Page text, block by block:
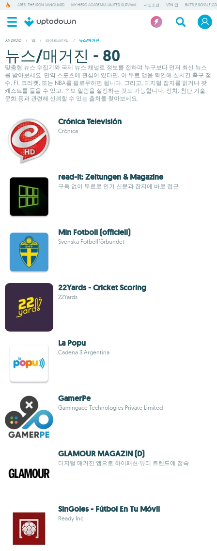
ARES: THE IRON VANGUARD MY HERO ACADEMIA UNITED SURVIVAL 사신소년 VPN 앱 BATTLE ROYALE GD
ANDROID / 앱 / 라이프스타일 / 뉴스/매거진
뉴스/매거진 - 80
맞춤형 뉴스 수집기와 국제 뉴스 채널로 정보를 접하며 누구보다 먼저 최신 뉴스
를 받아보세요. 만약 스포츠에 관심이 있다면, 이 무료 앱을 확인해 실시간 축구 점
수, F1, 크리켓, 또는 NBA를 팔로우하면 됩니다. 그리고, 디지털 잡지를 읽거나 팟
캐스트를 들을 수 있고, 속보 알림을 설정하는 것도 가능합니다. 정치, 첨단 기술,
문화 등과 관련해 신뢰할 수 있는 출처를 찾아보세요.
Crónica Televisión
Crónica
read-it: Zeitungen & Magazine
구독 없이 무료로 인기 신문과 잡지에 바로 접근
Min Fotboll (officiell)
Svenska Fotbollförbundet
22Yards - Cricket Scoring
22Yards
La Popu
Cadena 3 Argentina
GamerPe
Gamingace Technologies Private Limited
GLAMOUR MAGAZIN (D)
디지털 매거진 앱으로 하이패션·뷰티 트렌드에 접속
SinGoles - Fútbol En Tu Móvil
Ready Inc.